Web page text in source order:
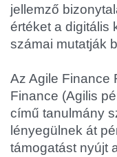
jellemző
értéket a digitális
számai mutatják
Az Agile Finance
Finance (Agilis
című tanulmány
lényegülnek át
támogatást nyújt